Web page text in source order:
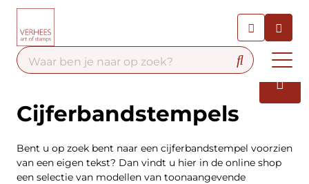
voor hulp
Contact
Cijferbandstempels
Bent u op zoek bent naar een cijferbandstempel voorzien
van een eigen tekst? Dan vindt u hier in de online shop
een selectie van modellen van toonaangevende